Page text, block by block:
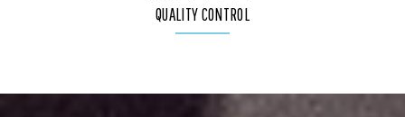
QUALITY CONTROL